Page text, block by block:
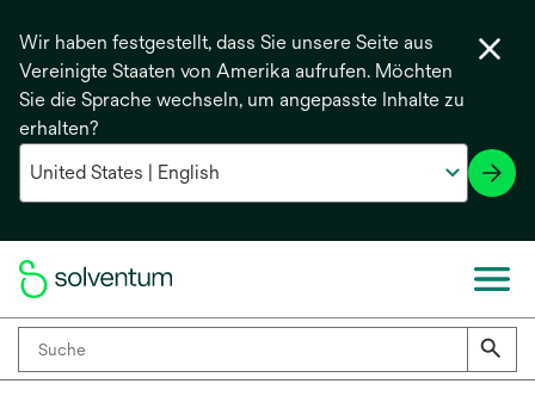
Wir haben festgestellt, dass Sie unsere Seite aus
Vereinigte Staaten von Amerika aufrufen. Möchten
Sie die Sprache wechseln, um angepasste Inhalte zu
erhalten?